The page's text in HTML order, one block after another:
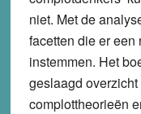
niet. Met de
facetten die er
instemmen. Het
geslaagd
complottheorieën